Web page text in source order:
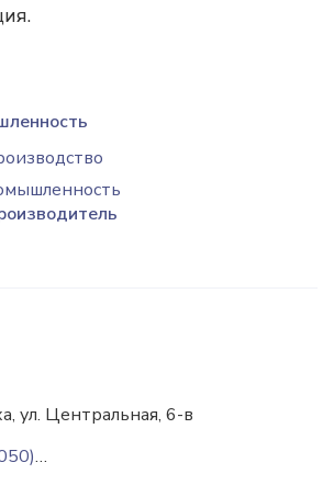
ул. Центральная, 6-в
+38(050)36-82-559